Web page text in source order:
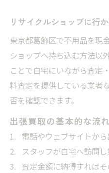
リサイクルショップに行
東京都葛飾区で不用品を現
ショップへ持ち込む方法以
ことで自宅にいながら査定
料査定を提供している業者
否を確認できます。
出張買取の基本的な流れ
電話やウェブサイトか
スタッフが自宅へ訪問
査定金額に納得すれば